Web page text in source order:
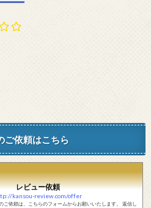
ご依頼はこちら
レビュー依頼
kansou-review.com/offer